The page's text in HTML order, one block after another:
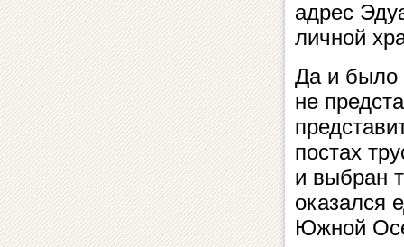
адрес
личной
Да и было
не
постах
и выбран
оказался
Южной